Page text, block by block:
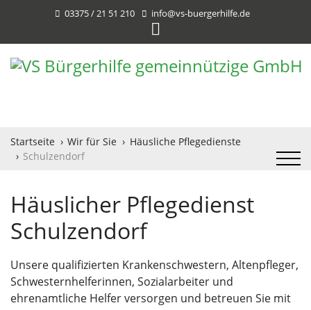
03375 / 21 51 210 info@vs-buergerhilfe.de
Startseite Wir für Sie
Häusliche Pflegedienste
Schulzendorf
Häuslicher Pflegedienst
Schulzendorf
Unsere qualifizierten Krankenschwestern, Altenpfleger,
Schwesternhelferinnen, Sozialarbeiter und
ehrenamtliche Helfer versorgen und betreuen Sie mit